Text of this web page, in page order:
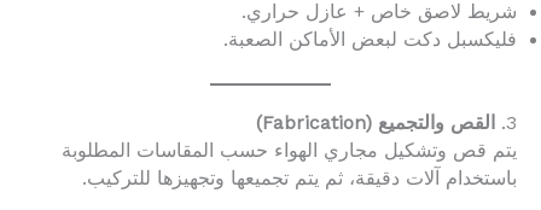
شريط لاصق خاص + عازل حراري.
فليكسبل دكت لبعض الأماكن الصعبة.
3.
القص والتجميع (Fabrication)
يتم قص وتشكيل مجاري الهواء حسب المقاسات المطلوبة
باستخدام آلات دقيقة، ثم يتم تجميعها وتجهيزها للتركيب.